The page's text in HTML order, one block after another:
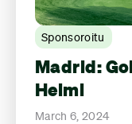
Sponsoroitu
Madrid:
Helmi
March 6, 2024